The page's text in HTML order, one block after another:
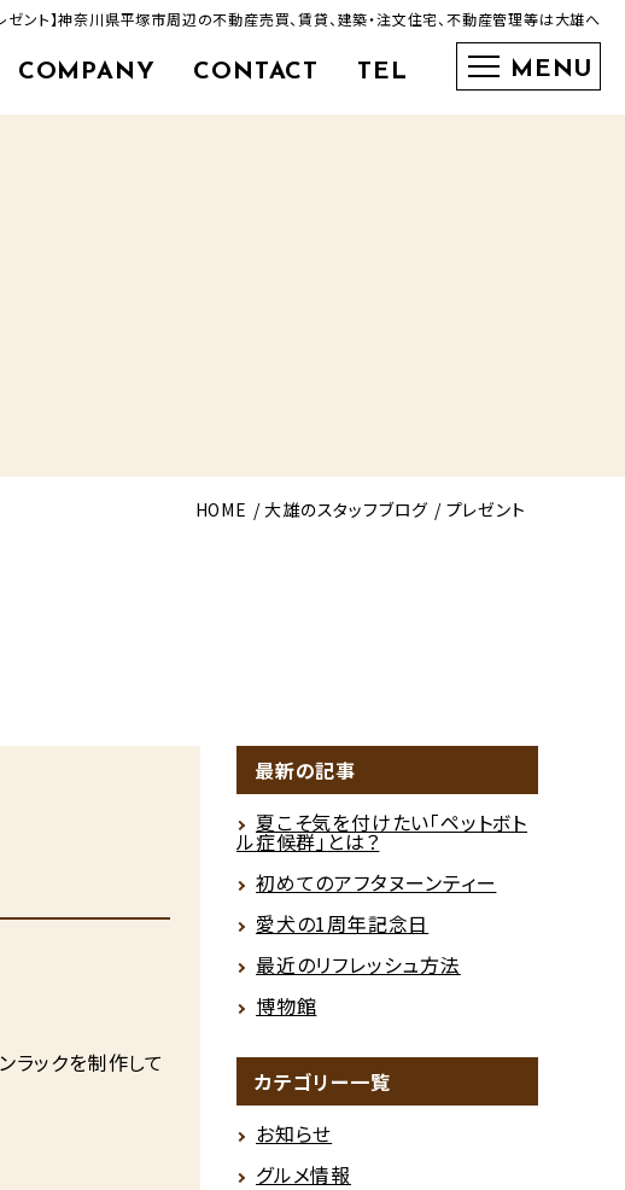
ゼント】神奈川県平塚市周辺の不動産売買、賃貸、建築・注文住宅、不動産管理等は大雄へ
COMPANY CONTACT TEL
HOME 大雄のスタッフブログ プレゼント
ラックを制作して
最新の記事
夏こそ気を付けたい「ペットボト
ル症候群」とは？
初めてのアフタヌーンティー
愛犬の1周年記念日
最近のリフレッシュ方法
博物館
カテゴリー一覧
お知らせ
グルメ情報